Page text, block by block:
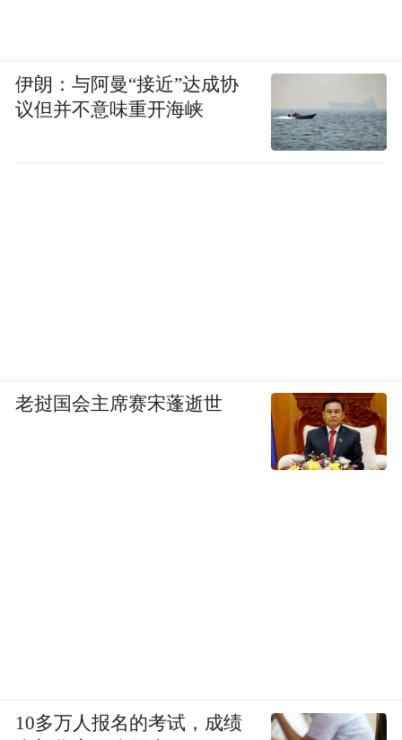
伊朗：与阿曼“接近”达成协
议但并不意味重开海峡
老挝国会主席赛宋蓬逝世
10多万人报名的考试，成绩